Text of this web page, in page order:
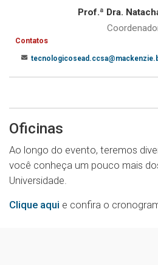
Prof.ª Dra.
Contatos
Oficinas
Ao longo do evento, teremos
você conheça um pouco mais
Universidade.
Clique aqui e confira o